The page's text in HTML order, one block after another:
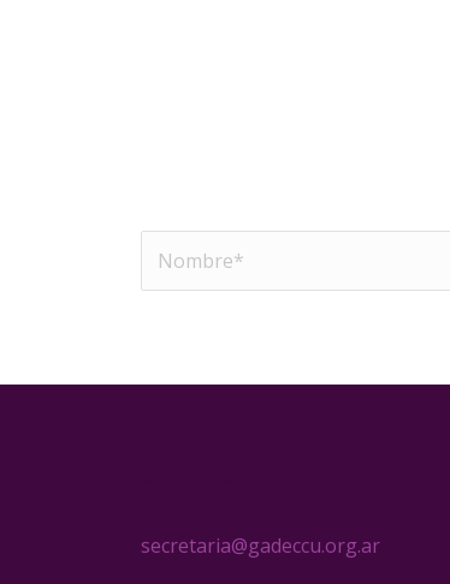
secretaria@gadeccu.org.ar